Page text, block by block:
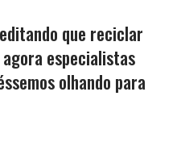
que reciclar
especialistas
olhando para